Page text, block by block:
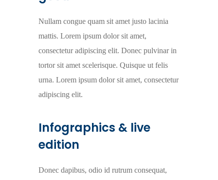
Nullam congue quam sit amet justo lacinia
mattis. Lorem ipsum dolor sit amet,
consectetur adipiscing elit. Donec pulvinar in
tortor sit amet scelerisque. Quisque ut felis
urna. Lorem ipsum dolor sit amet, consectetur
adipiscing elit.
Infographics & live
edition
Donec dapibus, odio id rutrum consequat,